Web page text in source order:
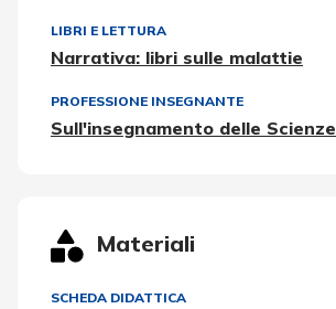
LIBRI E LETTURA
Narrativa: libri sulle malattie
PROFESSIONE INSEGNANTE
Sull'insegnamento delle Scienze
Materiali
SCHEDA DIDATTICA